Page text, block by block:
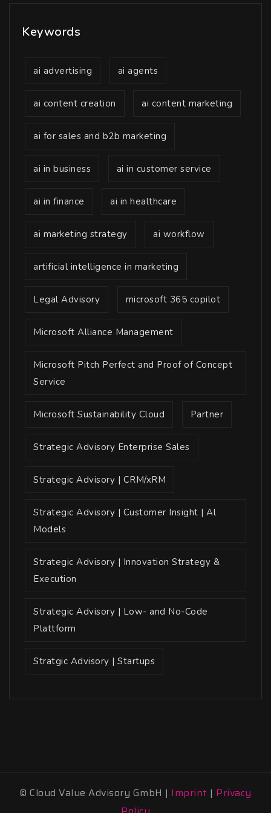
Keywords
ai advertising ai agents
ai content creation ai content marketing
ai for sales and b2b marketing
ai in business ai in customer service
ai in finance ai in healthcare
ai marketing strategy ai workflow
artificial intelligence in marketing
Legal Advisory microsoft 365 copilot
Microsoft Alliance Management
Microsoft Pitch Perfect and Proof of Concept
Service
Microsoft Sustainability Cloud Partner
Strategic Advisory Enterprise Sales
Strategic Advisory | CRM/xRM
Strategic Advisory | Customer Insight | Al
Models
Strategic Advisory | Innovation Strategy &
Execution
Strategic Advisory | Low- and No-Code
Plattform
Stratgic Advisory | Startups
© Cloud Value Advisory GmbH | Imprint | Privacy